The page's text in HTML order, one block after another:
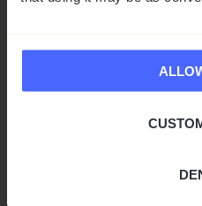
Japan wird oft als das
Sonne bezeichnet, da es
die Sonne zuerst aufgeht
atemberaubend. Von
dieses Land für jeden